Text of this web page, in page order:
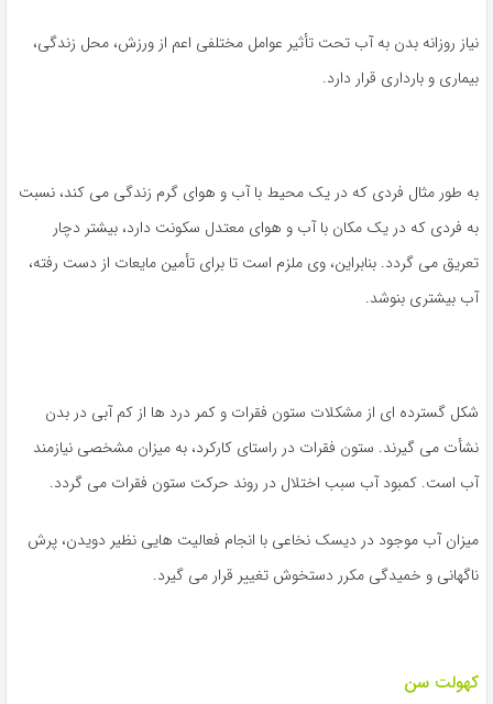
نیاز روزانه بدن به آب تحت تأثیر عوامل مختلفی اعم از ورزش، محل زندگی،
بیماری و بارداری قرار دارد.
به طور مثال فردی که در یک محیط با آب و هوای گرم زندگی می کند، نسبت
به فردی که در یک مکان با آب و هوای معتدل سکونت دارد، بیشتر دچار
تعریق می گردد. بنابراین، وی ملزم است تا برای تأمین مایعات از دست رفته،
آب بیشتری بنوشد.
شکل گسترده ای از مشکلات ستون فقرات و کمر درد ها از کم آبی در بدن
نشأت می گیرند. ستون فقرات در راستای کارکرد، به میزان مشخصی نیازمند
آب است. کمبود آب سبب اختلال در روند حرکت ستون فقرات می گردد.
میزان آب موجود در دیسک نخاعی با انجام فعالیت هایی نظیر دویدن، پرش
ناگهانی و خمیدگی مکرر دستخوش تغییر قرار می گیرد.
کهولت سن